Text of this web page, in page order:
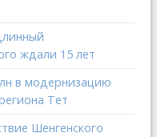
ждали 15 лет
в модернизацию
Тет
Шенгенского